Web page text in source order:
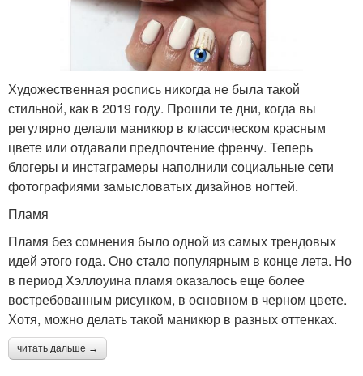
Художественная роспись никогда не была такой
стильной, как в 2019 году. Прошли те дни, когда вы
регулярно делали маникюр в классическом красным
цвете или отдавали предпочтение френчу. Теперь
блогеры и инстаграмеры наполнили социальные сети
фотографиями замысловатых дизайнов ногтей.
Пламя
Пламя без сомнения было одной из самых трендовых
идей этого года. Оно стало популярным в конце лета. Но
в период Хэллоуина пламя оказалось еще более
востребованным рисунком, в основном в черном цвете.
Хотя, можно делать такой маникюр в разных оттенках.
читать дальше →